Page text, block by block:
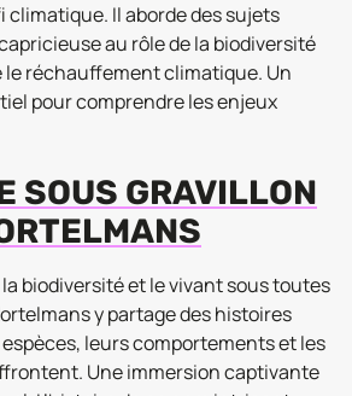
climatique. Il aborde des sujets
au rôle de la biodiversité
réchauffement climatique. Un
pour comprendre les enjeux
SOUS GRAVILLON
biodiversité et le vivant sous toutes
y partage des histoires
leurs comportements et les
Une immersion captivante